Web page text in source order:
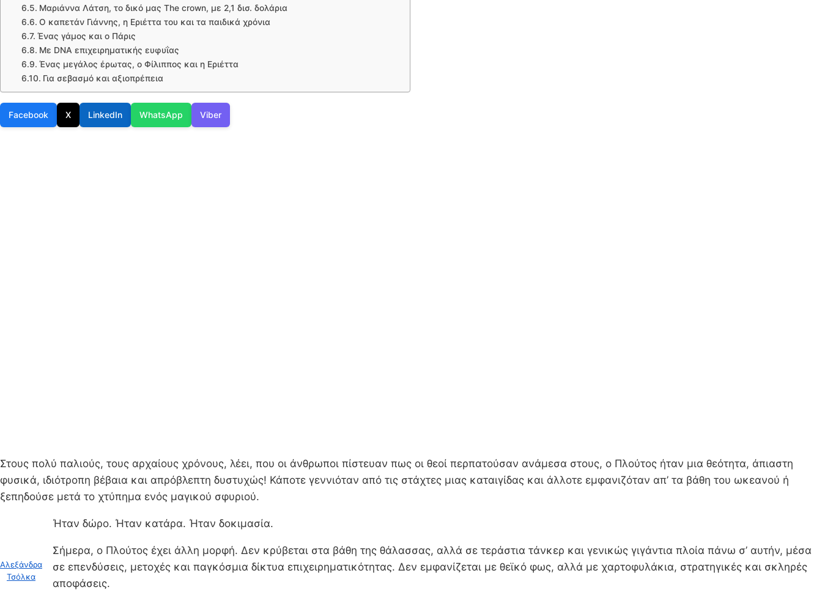
Μαριάννα Λάτση, το δικό μας The crown, με 2,1 δισ. δολάρια
Ο καπετάν Γιάννης, η Εριέττα του και τα παιδικά χρόνια
Ένας γάμος και ο Πάρις
Με DNA επιχειρηματικής ευφυΐας
Ένας μεγάλος έρωτας, ο Φίλιππος και η Εριέττα
Για σεβασμό και αξιοπρέπεια
Facebook X LinkedIn WhatsApp Viber
Στους πολύ παλιούς, τους αρχαίους χρόνους, λέει, που οι άνθρωποι πίστευαν πως οι θεοί περπατούσαν ανάμεσα στους, ο Πλούτος ήταν μια θεότητα, άπιαστη
φυσικά, ιδιότροπη βέβαια και απρόβλεπτη δυστυχώς! Κάποτε γεννιόταν από τις στάχτες μιας καταιγίδας και άλλοτε εμφανιζόταν απ’ τα βάθη του ωκεανού ή
ξεπηδούσε μετά το χτύπημα ενός μαγικού σφυριού.
Αλεξάνδρα
Τσόλκα
Ήταν δώρο. Ήταν κατάρα. Ήταν δοκιμασία.
Σήμερα, ο Πλούτος έχει άλλη μορφή. Δεν κρύβεται στα βάθη της θάλασσας, αλλά σε τεράστια τάνκερ και γενικώς γιγάντια πλοία πάνω σ’ αυτήν, μέσα
σε επενδύσεις, μετοχές και παγκόσμια δίκτυα επιχειρηματικότητας. Δεν εμφανίζεται με θεϊκό φως, αλλά με χαρτοφυλάκια, στρατηγικές και σκληρές
αποφάσεις.